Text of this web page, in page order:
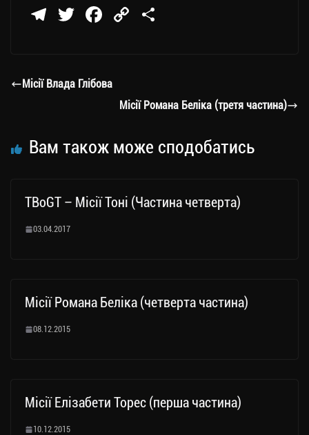
Te
a
T
er
Fa
ok
C
nk ти
Місії Влада Глібова
Місії Романа Беліка (третя частина)
Вам також може сподобатись
TBoGT – Місії Тоні (Частина четверта)
03.04.2017
Місії Романа Беліка (четверта частина)
08.12.2015
Місії Елізабети Торес (перша частина)
10.12.2015